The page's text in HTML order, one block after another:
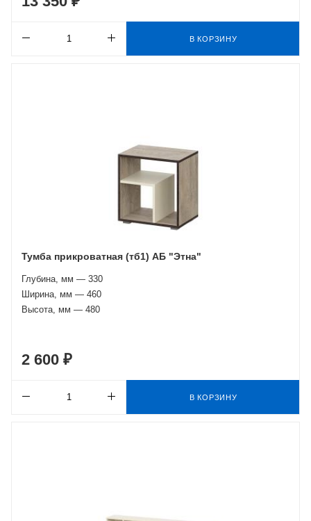
В КОРЗИНУ
Тумба прикроватная (тб1) АБ "Этна"
Глубина, мм — 330
Ширина, мм — 460
Высота, мм — 480
2 600 ₽
В КОРЗИНУ